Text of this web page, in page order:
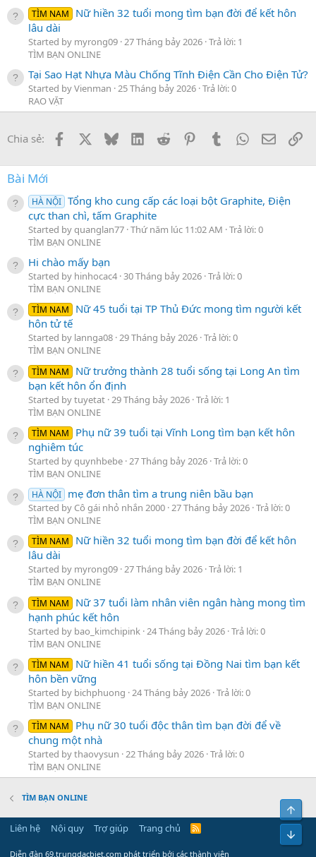
TÌM NAM
Nữ hiền 32 tuổi mong tìm bạn đời để kết hôn
lâu dài
Started by myrong09 27 Tháng bảy 2026 Trả lời: 1
TÌM BẠN ONLINE
Tại Sao Hạt Nhựa Màu Chống Tĩnh Điện Cần Cho Điện Tử?
Started by Vienman 25 Tháng bảy 2026 Trả lời: 0
RAO VẶT
Chia sẻ: Facebook BlueskyLinkedInReddit PinterestTumblrWhatsApp
Email
Bài Mới
HÀ NỘI Tổng kho cung cấp các loại bột Graphite, Điện
cực than chì, tấm Graphite
Started by quanglan77 Thứ năm lúc 11:02 AM Trả lời: 0
TÌM BẠN ONLINE
Hi chào mấy bạn
Started by hinhocac4 30 Tháng bảy 2026 Trả lời: 0
TÌM BẠN ONLINE
TÌM NAM
Nữ 45 tuổi tại TP Thủ Đức mong tìm người kết
hôn tử tế
Started by lannga08 29 Tháng bảy 2026 Trả lời: 0
TÌM BẠN ONLINE
TÌM NAM
Nữ trưởng thành 28 tuổi sống tại Long An tìm
bạn kết hôn ổn định
Started by tuyetat 29 Tháng bảy 2026 Trả lời: 1
TÌM BẠN ONLINE
TÌM NAM
Phụ nữ 39 tuổi tại Vĩnh Long tìm bạn kết hôn
nghiêm túc
Started by quynhbebe 27 Tháng bảy 2026 Trả lời: 0
TÌM BẠN ONLINE
HÀ NỘI mẹ đơn thân tìm a trung niên bầu bạn
Started by Cô gái nhỏ nhắn 2000 27 Tháng bảy 2026 Trả lời: 0
TÌM BẠN ONLINE
TÌM NAM
Nữ hiền 32 tuổi mong tìm bạn đời để kết hôn
lâu dài
Started by myrong09 27 Tháng bảy 2026 Trả lời: 1
TÌM BẠN ONLINE
TÌM NAM
Nữ 37 tuổi làm nhân viên ngân hàng mong tìm
hạnh phúc kết hôn
Started by bao_kimchipink 24 Tháng bảy 2026 Trả lời: 0
TÌM BẠN ONLINE
TÌM NAM
Nữ hiền 41 tuổi sống tại Đồng Nai tìm bạn kết
hôn bền vững
Started by bichphuong 24 Tháng bảy 2026 Trả lời: 0
TÌM BẠN ONLINE
TÌM NAM
Phụ nữ 30 tuổi độc thân tìm bạn đời để về
chung một nhà
Started by thaovysun 22 Tháng bảy 2026 Trả lời: 0
TÌM BẠN ONLINE
TÌM BẠN ONLINE
Liên hệ Nội quy Trợ giúp Trang chủ
R
Diễn đàn 69.trungdacbiet.com phát triển bởi các thành viên